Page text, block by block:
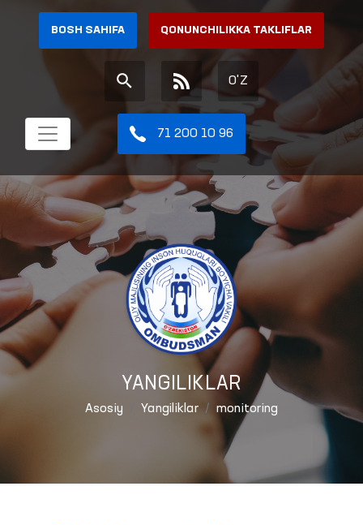
BOSH SAHIFA QONUNCHILIKKA TAKLIFLAR
O'Z
71 200 10 96
YANGILIKLAR
Asosiy Yangiliklar monitoring